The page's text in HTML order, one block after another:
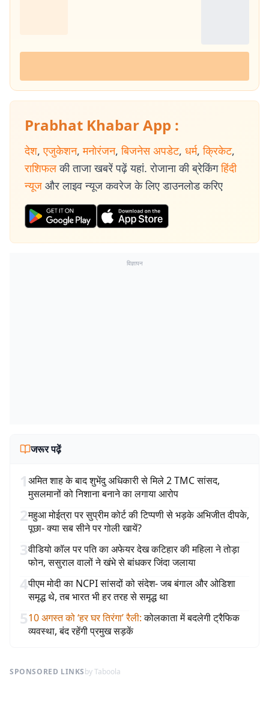
Prabhat Khabar App :
देश, एजुकेशन, मनोरंजन, बिजनेस अपडेट, धर्म, क्रिकेट,
राशिफल की ताजा खबरें पढ़ें यहां. रोजाना की ब्रेकिंग हिंदी
न्यूज और लाइव न्यूज कवरेज के लिए डाउनलोड करिए
विज्ञापन
जरूर पढ़ें
1अमित शाह के बाद शुभेंदु अधिकारी से मिले 2 TMC सांसद,
मुसलमानों को निशाना बनाने का लगाया आरोप
2महुआ मोईत्रा पर सुप्रीम कोर्ट की टिप्पणी से भड़के अभिजीत दीपके,
पूछा- क्या सब सीने पर गोली खायें?
3वीडियो कॉल पर पति का अफेयर देख कटिहार की महिला ने तोड़ा
फोन, ससुराल वालों ने खंभे से बांधकर जिंदा जलाया
4पीएम मोदी का NCPI सांसदों को संदेश- जब बंगाल और ओडिशा
समृद्ध थे, तब भारत भी हर तरह से समृद्ध था
510 अगस्त को ‘हर घर तिरंगा’ रैली: कोलकाता में बदलेगी ट्रैफिक
व्यवस्था, बंद रहेंगी प्रमुख सड़कें
SPONSORED LINKSby Taboola